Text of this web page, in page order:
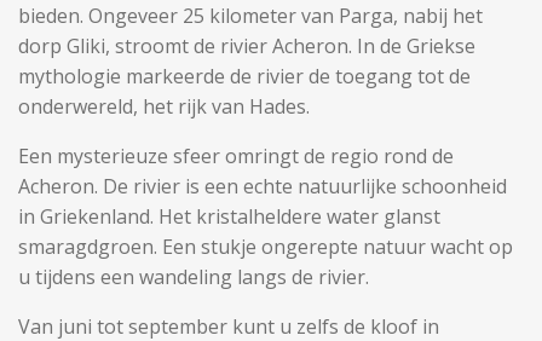
bieden. Ongeveer 25 kilometer van Parga, nabij het
dorp Gliki, stroomt de rivier Acheron. In de Griekse
mythologie markeerde de rivier de toegang tot de
onderwereld, het rijk van Hades.
Een mysterieuze sfeer omringt de regio rond de
Acheron. De rivier is een echte natuurlijke schoonheid
in Griekenland. Het kristalheldere water glanst
smaragdgroen. Een stukje ongerepte natuur wacht op
u tijdens een wandeling langs de rivier.
Van juni tot september kunt u zelfs de kloof in